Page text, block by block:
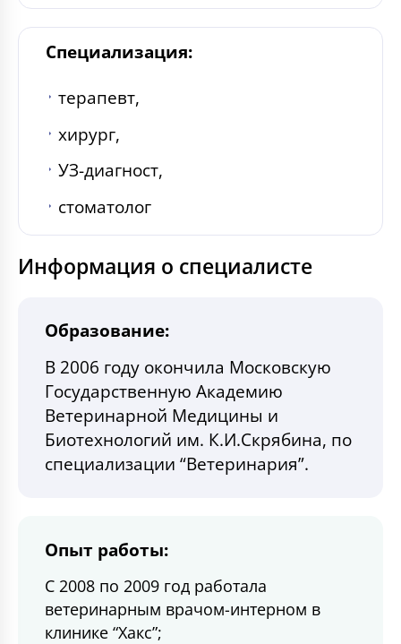
Специализация:
терапевт,
хирург,
УЗ-диагност,
стоматолог
Информация о специалисте
Образование:
В 2006 году окончила Московскую
Государственную Академию
Ветеринарной Медицины и
Биотехнологий им. К.И.Скрябина, по
специализации “Ветеринария”.
Опыт работы:
C 2008 по 2009 год работала
ветеринарным врачом-интерном в
клинике “Хакс”;